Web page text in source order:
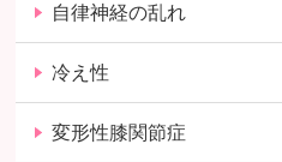
自律神経の乱れ
冷え性
変形性膝関節症